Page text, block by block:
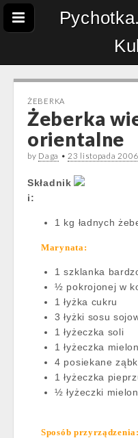
ŻEBERKA
Żeberka
orientalne
by Daga •23 listopada 2006
Składnik
i:
1 kg ładnych
Marynata:
1 szklanka
½ pokrojonej w
1 łyżka cukru
3 łyżki sosu
1 łyżeczka soli
1 łyżeczka
4 posiekane
1 łyżeczka
½ łyżeczki
Sposób przyrządzenia: